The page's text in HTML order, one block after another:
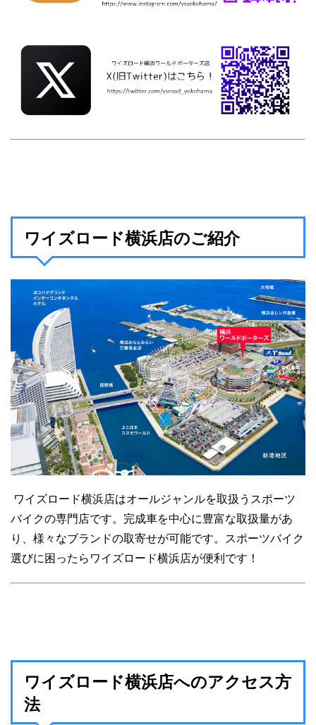
ワイズロード横浜店のご紹介
ワイズロード横浜店はオールジャンルを取扱うスポーツ
バイクの専門店です。完成車を中心に豊富な取扱量があ
り、様々なブランドの取寄せが可能です。スポーツバイク
選びに困ったらワイズロード横浜店が便利です！
ワイズロード横浜店へのアクセス方
法